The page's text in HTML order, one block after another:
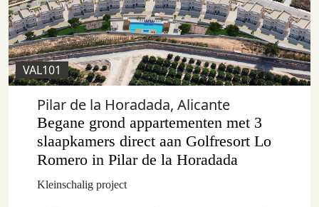
VAL101
Pilar de la Horadada, Alicante
Begane grond appartementen met 3
slaapkamers direct aan Golfresort Lo
Romero in Pilar de la Horadada
Kleinschalig project